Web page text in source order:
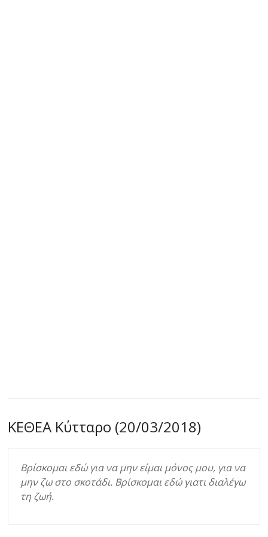
ΚΕΘΕΑ Κύτταρο (20/03/2018)
Βρίσκομαι εδώ για να μην είμαι μόνος μου, για να
μην ζω στο σκοτάδι. Βρίσκομαι εδώ γιατι διαλέγω
τη ζωή.